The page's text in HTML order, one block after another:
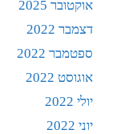
אוקטובר 2025
דצמבר 2022
ספטמבר 2022
אוגוסט 2022
יולי 2022
יוני 2022